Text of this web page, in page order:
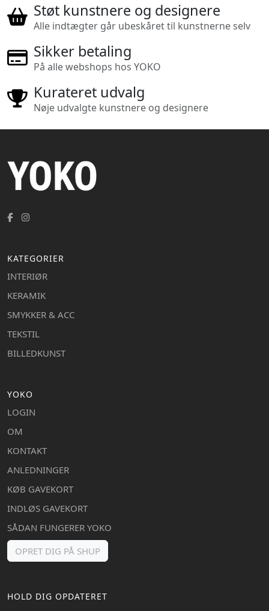
Støt kunstnere og designere
Alle indtægter går ubeskåret til kunstnerne selv
Sikker betaling
På alle webshops hos YOKO
Kurateret udvalg
Nøje udvalgte kunstnere og designere
KATEGORIER
INTERIØR
KERAMIK
SMYKKER & ACC
TEKSTIL
BILLEDKUNST
YOKO
LOGIN
OM
KONTAKT
ANLEDNINGER
KØB GAVEKORT
INDLØS GAVEKORT
SÅDAN FUNGERER YOKO
OPRET DIG PÅ SHUP
HOLD DIG OPDATERET